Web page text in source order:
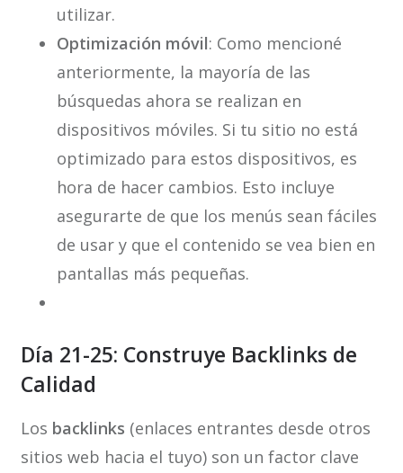
utilizar.
Optimización móvil: Como mencioné
anteriormente, la mayoría de las
búsquedas ahora se realizan en
dispositivos móviles. Si tu sitio no está
optimizado para estos dispositivos, es
hora de hacer cambios. Esto incluye
asegurarte de que los menús sean fáciles
de usar y que el contenido se vea bien en
pantallas más pequeñas.
Día 21-25: Construye Backlinks de
Calidad
Los backlinks (enlaces entrantes desde otros
sitios web hacia el tuyo) son un factor clave